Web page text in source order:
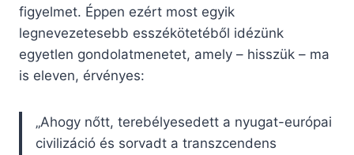
figyelmet. Éppen ezért most egyik
legnevezetesebb esszékötetéből idézünk
egyetlen gondolatmenetet, amely – hisszük – ma
is eleven, érvényes:
„Ahogy nőtt, terebélyesedett a nyugat-európai
civilizáció és sorvadt a transzcendens